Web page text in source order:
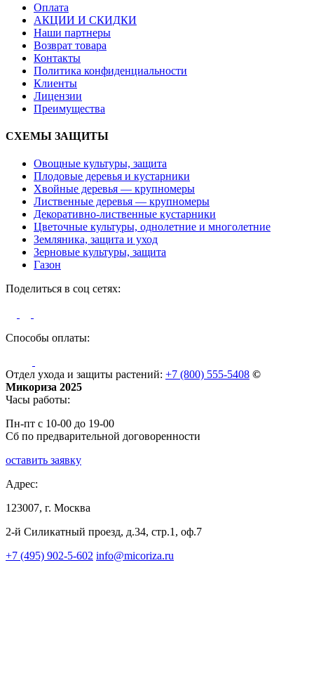
Оплата
АКЦИИ И СКИДКИ
Наши партнеры
Возврат товара
Контакты
Политика конфиденциальности
Клиенты
Лицензии
Преимущества
СХЕМЫ ЗАЩИТЫ
Овощные культуры, защита
Плодовые деревья и кустарники
Хвойные деревья — крупномеры
Лиственные деревья — крупномеры
Декоративно-лиственные кустарники
Цветочные культуры, однолетние и многолетние
Земляника, защита и уход
Зерновые культуры, защита
Газон
Поделиться в соц сетях:
Способы оплаты:
Отдел ухода и защиты растений: +7 (800) 555-5408 ©
Микориза 2025
Часы работы:
Пн-пт с 10-00 до 19-00
Сб по предварительной договоренности
оставить заявку
Адрес:
123007, г. Москва
2-й Силикатный проезд, д.34, стр.1, оф.7
+7 (495) 902-5-602 info@micoriza.ru